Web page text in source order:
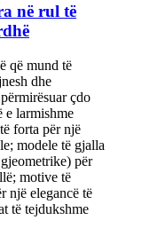
në rul të
që mund të
dhe
çdo
e larmishme
forta për një
modele të gjalla
për
motive të
një elegancë të
të tejdukshme